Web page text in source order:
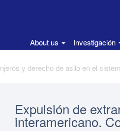
About us Investigación
Expulsión de
interamericano.